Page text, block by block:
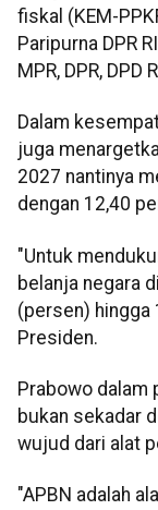
fiskal (KEM-
Paripurna DPR
MPR, DPR, DPD
Dalam
juga
2027 nantinya
dengan 12,40
"Untuk
belanja negara
(persen) hingga
Presiden.
Prabowo dalam
bukan sekadar
wujud dari alat
"APBN adalah